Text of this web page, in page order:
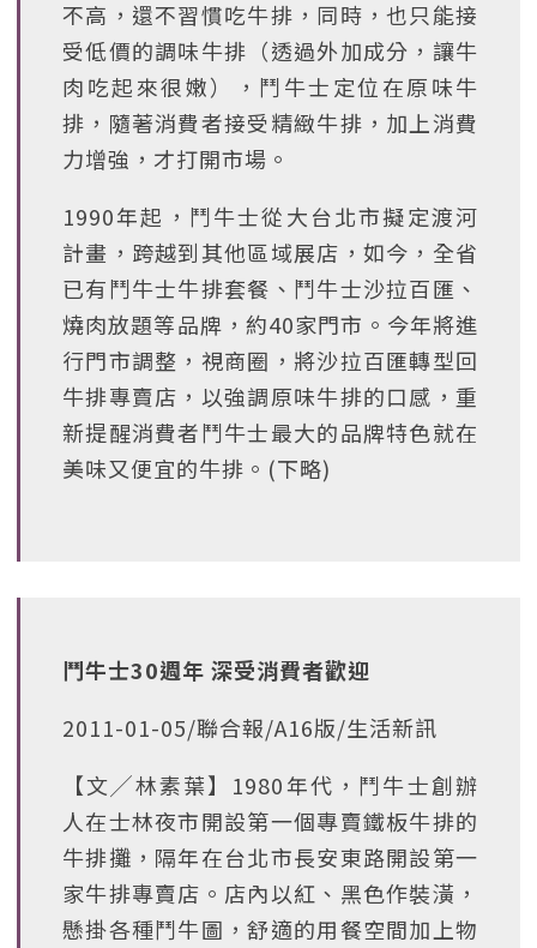
不高，還不習慣吃牛排，同時，也只能接
受低價的調味牛排（透過外加成分，讓牛
肉吃起來很嫩），鬥牛士定位在原味牛
排，隨著消費者接受精緻牛排，加上消費
力增強，才打開市場。
1990年起，鬥牛士從大台北市擬定渡河
計畫，跨越到其他區域展店，如今，全省
已有鬥牛士牛排套餐、鬥牛士沙拉百匯、
燒肉放題等品牌，約40家門市。今年將進
行門市調整，視商圈，將沙拉百匯轉型回
牛排專賣店，以強調原味牛排的口感，重
新提醒消費者鬥牛士最大的品牌特色就在
美味又便宜的牛排。(下略)
鬥牛士30週年 深受消費者歡迎
2011-01-05/聯合報/A16版/生活新訊
【文╱林素葉】1980年代，鬥牛士創辦
人在士林夜市開設第一個專賣鐵板牛排的
牛排攤，隔年在台北市長安東路開設第一
家牛排專賣店。店內以紅、黑色作裝潢，
懸掛各種鬥牛圖，舒適的用餐空間加上物